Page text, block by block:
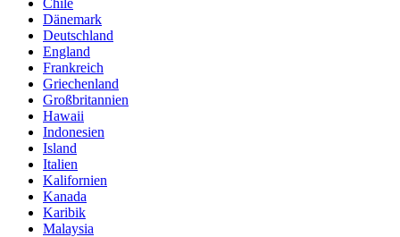
Chile
Dänemark
Deutschland
England
Frankreich
Griechenland
Großbritannien
Hawaii
Indonesien
Island
Italien
Kalifornien
Kanada
Karibik
Malaysia